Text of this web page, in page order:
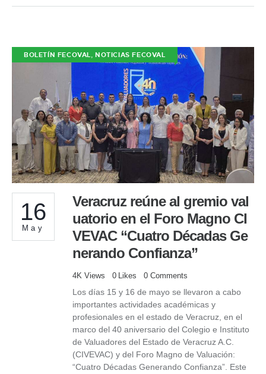
BOLETÍN FECOVAL , NOTICIAS FECOVAL
16
May
Veracruz reúne al gremio val
uatorio en el Foro Magno CI
VEVAC “Cuatro Décadas Ge
nerando Confianza”
4K Views 0 Likes 0 Comments
Los días 15 y 16 de mayo se llevaron a cabo
importantes actividades académicas y
profesionales en el estado de Veracruz, en el
marco del 40 aniversario del Colegio e Instituto
de Valuadores del Estado de Veracruz A.C.
(CIVEVAC) y del Foro Magno de Valuación:
“Cuatro Décadas Generando Confianza”. Este